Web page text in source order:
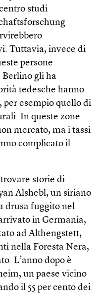
studi
Tuttavia, invece di
persone
gli ha
tedesche hanno
per esempio quello di
In queste zone
mercato, ma i tassi
complicato il
storie di
Alshebl, un siriano
drusa fuggito nel
in Germania,
ad Althengstett,
nella Foresta Nera,
L’anno dopo è
un paese vicino
il 55 per cento dei